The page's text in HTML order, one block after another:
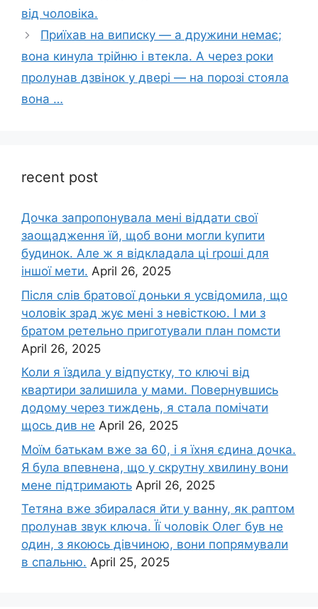
від чоловіка.
Приїхав на виписку — а дружини немає;
вона кинула трійню і втекла. А через роки
пролунав дзвінок у двері — на порозі стояла
вона …
recent post
Дочка запpопонувала мені віддати свої
заощадження їй, щоб вони могли kупити
будинок. Але ж я відкладала ці rроші для
іншої мети. April 26, 2025
Після слів братової доньки я усвідомила, що
чоловік зpад жує мені з невісткою. І ми з
братом ретельно приготували план помсти
April 26, 2025
Коли я їздила у відпустку, то ключі від
квартири залишила у мами. Повернувшись
додому через тиждень, я стала помічати
щось див не April 26, 2025
Моїм батькам вже за 60, і я їхня єдина дочка.
Я була впевнена, що у скрутну хвилину вони
мене підтримають April 26, 2025
Тетяна вже збиралася йти у ванну, як раптом
пролунав звук ключа. Її чоловік Олег був не
один, з якоюсь дівчиною, вони попрямували
в спальню. April 25, 2025